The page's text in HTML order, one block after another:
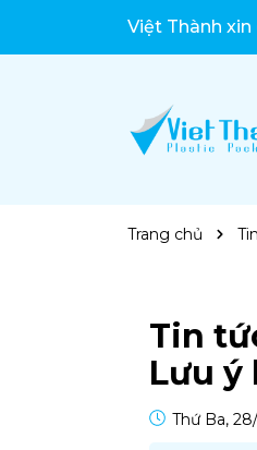
Việt Thành xin
Bao bì chất
Trang chủ
Tin
Lưu ý
Thứ Ba,